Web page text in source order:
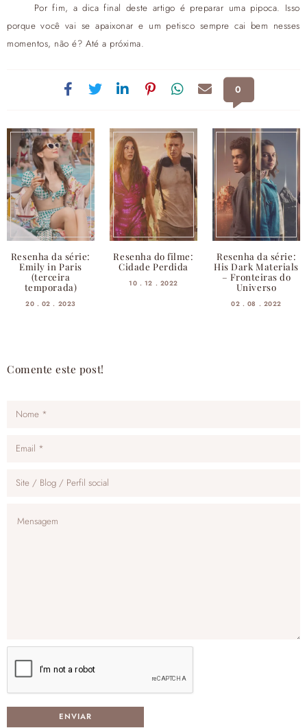
Por fim, a dica final deste artigo é preparar uma pipoca. Isso
porque você vai se apaixonar e um petisco sempre cai bem nesses
momentos, não é? Até a próxima.
0
Resenha da série:
Emily in Paris
(terceira
temporada)
20 . 02 . 2023
Resenha do filme:
Cidade Perdida
10 . 12 . 2022
Resenha da série:
His Dark Materials
– Fronteiras do
Universo
02 . 08 . 2022
Comente este post!